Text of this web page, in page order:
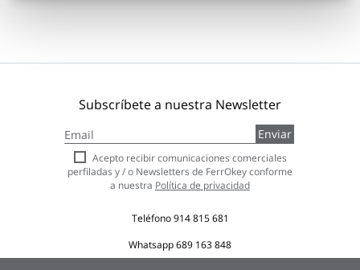
Subscríbete a nuestra Newsletter
a
nuestro
boletín
de
Enviar
Acepto recibir comunicaciones comerciales
perfiladas y / o Newsletters de FerrOkey conforme
a nuestra Política de privacidad
Teléfono914 815 681
Whatsapp689 163 848